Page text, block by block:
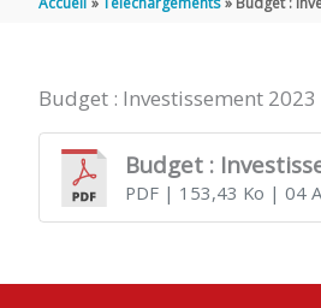
VERGNE
Budget : Investissement 2023
Budget :
PDF| 153,43 Ko | 04